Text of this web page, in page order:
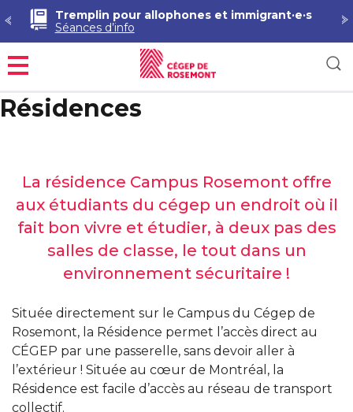
Tremplin pour allophones et immigrant·e·s
Séances d’info
Menu
Résidences
La résidence Campus Rosemont offre
aux étudiants du cégep un endroit où il
fait bon vivre et étudier, à deux pas des
salles de classe, le tout dans un
environnement sécuritaire !
Située directement sur le Campus du Cégep de
Rosemont, la Résidence permet l’accès direct au
CÉGEP par une passerelle, sans devoir aller à
l’extérieur ! Située au cœur de Montréal, la
Résidence est facile d’accès au réseau de transport
collectif.